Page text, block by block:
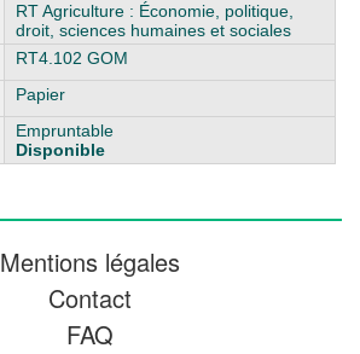
RT Agriculture : Économie, politique,
droit, sciences humaines et sociales
RT4.102 GOM
Papier
Empruntable
Disponible
Mentions légales
Contact
FAQ